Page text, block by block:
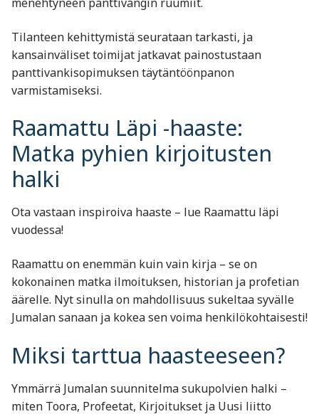
Tilanteen kehittymistä seurataan tarkasti, ja
kansainväliset toimijat jatkavat painostustaan
panttivankisopimuksen täytäntöönpanon
varmistamiseksi.
Raamattu Läpi -haaste:
Matka pyhien kirjoitusten
halki
Ota vastaan inspiroiva haaste – lue Raamattu läpi
vuodessa!
Raamattu on enemmän kuin vain kirja – se on
kokonainen matka ilmoituksen, historian ja profetian
äärelle. Nyt sinulla on mahdollisuus sukeltaa syvälle
Jumalan sanaan ja kokea sen voima henkilökohtaisesti!
Miksi tarttua haasteeseen?
Ymmärrä Jumalan suunnitelma sukupolvien halki –
miten Toora, Profeetat, Kirjoitukset ja Uusi liitto